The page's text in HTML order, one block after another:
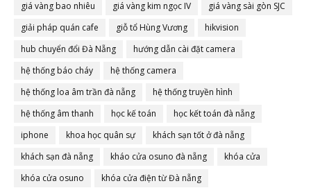
giá vàng bao nhiêu giá vàng kim ngọc IV
giá vàng sài gòn SJC
giải pháp quán cafe
giỗ tổ Hùng Vương
hikvision
hub chuyển đổi Đà Nẵng
hướng dẫn cài đặt camera
hệ thống báo cháy
hệ thống camera
hệ thống loa âm trần đà nẵng
hệ thống truyền hình
hệ thống âm thanh
học kế toán
học kết toán đà nẵng
iphone
khoa học quân sự
khách sạn tốt ở đà nẵng
khách sạn đà nẵng
kháo cửa osuno đà nẵng
khóa cửa
khóa cửa osuno
khóa cửa điện từ Đà nẵng